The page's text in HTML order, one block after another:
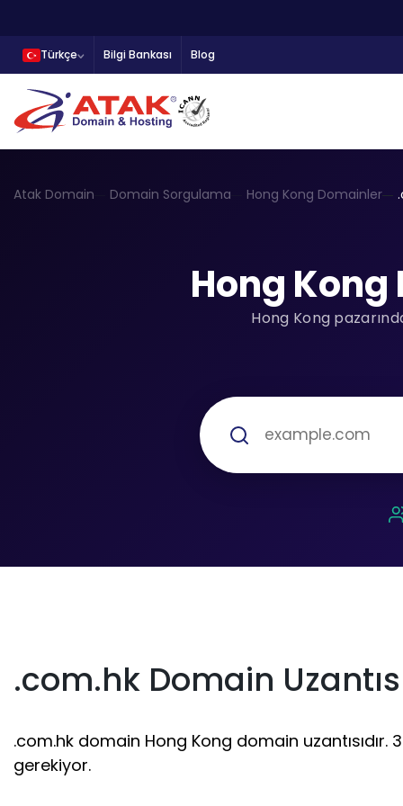
Türkçe Bilgi Bankası Blog
Atak Domain Domain Sorgulama Hong Kong Domainler
Hong Kong
Hong Kong
.com.hk Domain
.com.hk domain Hong Kong domain
gerekiyor.